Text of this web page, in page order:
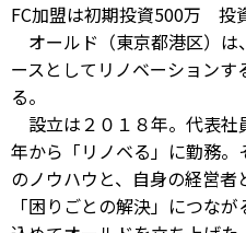
FC加盟は初期投資500万 投
オールド（東京都港区）は
ースとしてリノベーション
る。
設立は２０１８年。代表社
年から「リノベる」に勤務
のノウハウと、自身の経営者
「困りごとの解決」につな